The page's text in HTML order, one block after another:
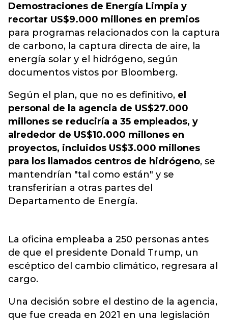
Demostraciones de Energía Limpia y
recortar US$9.000 millones en premios
para programas relacionados con la captura
de carbono, la captura directa de aire, la
energía solar y el hidrógeno, según
documentos vistos por Bloomberg.
Según el plan, que no es definitivo, el
personal de la agencia de US$27.000
millones se reduciría a 35 empleados, y
alrededor de US$10.000 millones en
proyectos, incluidos US$3.000 millones
para los llamados centros de hidrógeno, se
mantendrían "tal como están" y se
transferirían a otras partes del
Departamento de Energía.
La oficina empleaba a 250 personas antes
de que el presidente Donald Trump, un
escéptico del cambio climático, regresara al
cargo.
Una decisión sobre el destino de la agencia,
que fue creada en 2021 en una legislación